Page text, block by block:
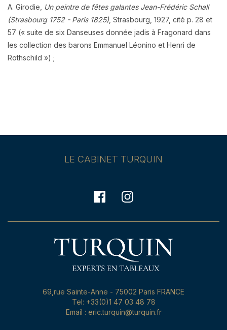
A. Girodie,
Un peintre de fêtes galantes Jean-Frédéric Schall
(Strasbourg 1752 - Paris 1825), Strasbourg, 1927, cité p. 28 et
57 (« suite de six Danseuses donnée jadis à Fragonard dans
les collection des barons Emmanuel Léonino et Henri de
Rothschild ») ;
LE CABINET TURQUIN
69,rue Sainte-Anne - 75002 Paris FRANCE
Tel: +33(0)1 47 03 48 78
Email : eric.turquin@turquin.fr